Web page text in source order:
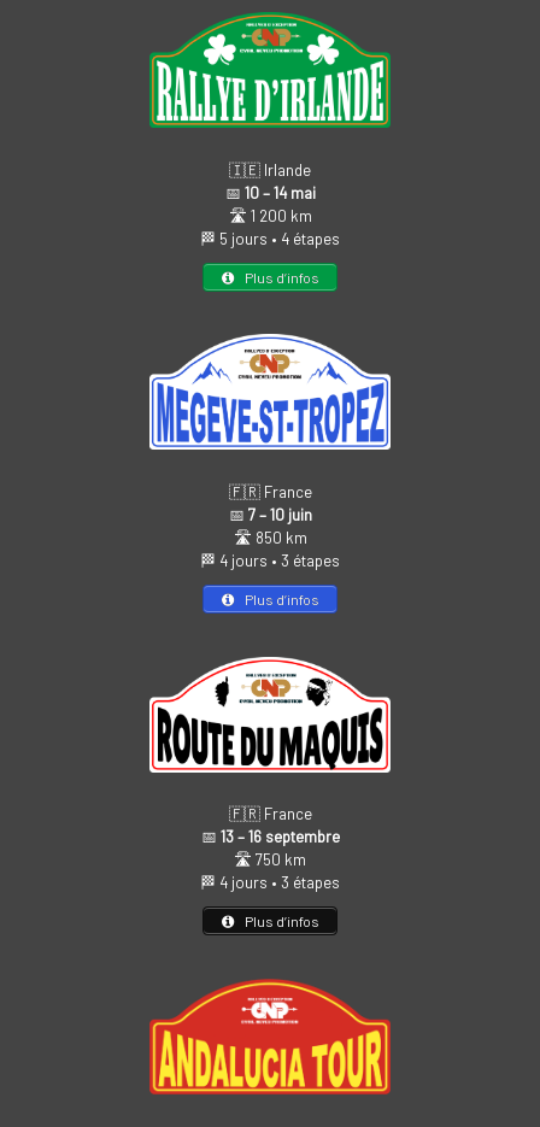
🇮🇪 Irlande
📅 10 – 14 mai
🛣️ 1 200 km
🏁 5 jours • 4 étapes
Plus d’infos
🇫🇷 France
📅 7 – 10 juin
🛣️ 850 km
🏁 4 jours • 3 étapes
Plus d’infos
🇫🇷 France
📅 13 – 16 septembre
🛣️ 750 km
🏁 4 jours • 3 étapes
Plus d’infos